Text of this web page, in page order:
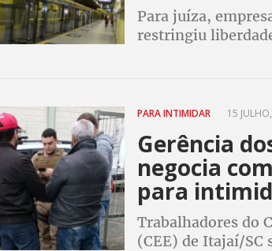
Para juíza,
restringiu
PARA INTIMIDAR 15
Gerência
negocia
para
Trabalhadores do
(CEE) de Itajaí/SC